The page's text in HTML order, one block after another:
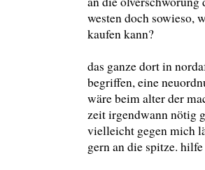
westen doch sowieso,
kaufen kann?
das ganze dort in
begriffen, eine
wäre beim alter der
zeit irgendwann nötig
vielleicht gegen mich
gern an die spitze.